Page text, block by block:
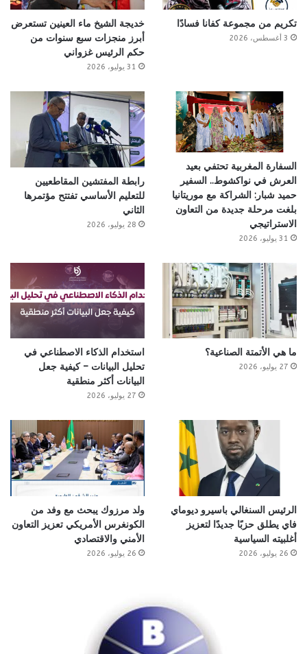
تكريم من مجموعة كفانا فسادًا
3 أغسطس، 2026
خديجة الشيخ ماء العينين تستعرض
أبرز منجزات سبع سنوات من
حكم الرئيس غزواني
31 يوليو، 2026
السفارة المغربية تحتفي بعيد
العرش في نواكشوط.. السفير
حميد شبار: الشراكة مع موريتانيا
بلغت مرحلة جديدة من التعاون
الاستراتيجي
31 يوليو، 2026
رابطة المفتشين المقاطعيين
للتعليم الأساسي تفتتح مؤتمرها
الثاني
28 يوليو، 2026
ما هي الأتمتة الصناعية؟
27 يوليو، 2026
استخدام الذكاء الاصطناعي في
تحليل البيانات – كيفية جعل
البيانات أكثر منطقية
27 يوليو، 2026
الرئيس السنغالي باسيرو ديوماي
فاي يطلق حزبًا جديدًا لتعزيز
أغلبيته السياسية
26 يوليو، 2026
ولد مرزوك يبحث مع وفد من
الكونغرس الأمريكي تعزيز التعاون
الأمني والاقتصادي
26 يوليو، 2026